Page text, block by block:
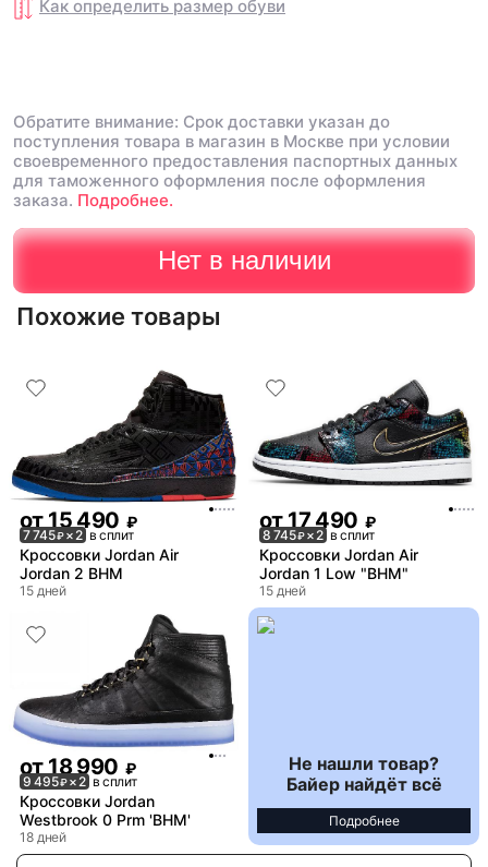
Нет в наличии
баскетбольных кроссовок
Как определить размер обуви
Обратите внимание: Срок доставки указан до
поступления товара в магазин в Москве при условии
своевременного предоставления паспортных данных
для таможенного оформления после оформления
заказа. Подробнее.
Похожие товары
от15 490 ₽
7 745₽× 2 в сплит
Кроссовки Jordan Air
Jordan 2 BHM
15 дней
от17 490 ₽
8 745₽× 2 в сплит
Кроссовки Jordan Air
Jordan 1 Low "BHM"
15 дней
от 18 990 ₽
9 495₽× 2 в сплит
Кроссовки Jordan
Westbrook 0 Prm 'BHM'
18 дней
Не нашли товар?
Байер найдёт всё
Подробнее